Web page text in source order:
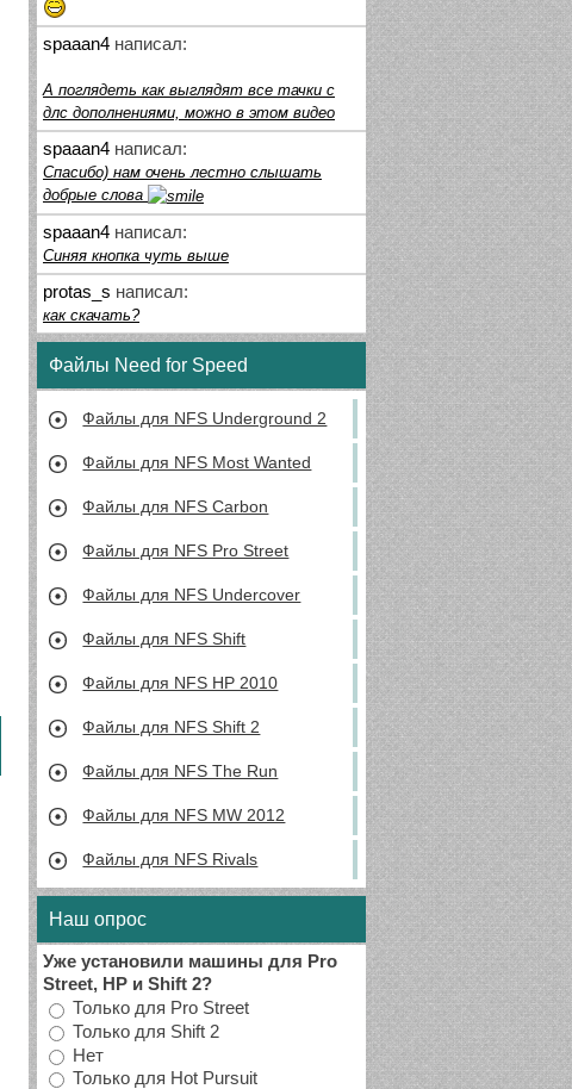
spaaan4 написал:
А поглядеть как выглядят все тачки с
длс дополнениями, можно в этом видео
spaaan4 написал:
Спасибо) нам очень лестно слышать
добрые слова
spaaan4 написал:
Синяя кнопка чуть выше
protas_s написал:
как скачать?
Файлы Need for Speed
Файлы для NFS Underground 2
Файлы для NFS Most Wanted
Файлы для NFS Carbon
Файлы для NFS Pro Street
Файлы для NFS Undercover
Файлы для NFS Shift
Файлы для NFS HP 2010
Файлы для NFS Shift 2
Файлы для NFS The Run
Файлы для NFS MW 2012
Файлы для NFS Rivals
Наш опрос
Уже установили машины для Pro
Street, HP и Shift 2?
Только для Pro Street
Только для Shift 2
Нет
Только для Hot Pursuit